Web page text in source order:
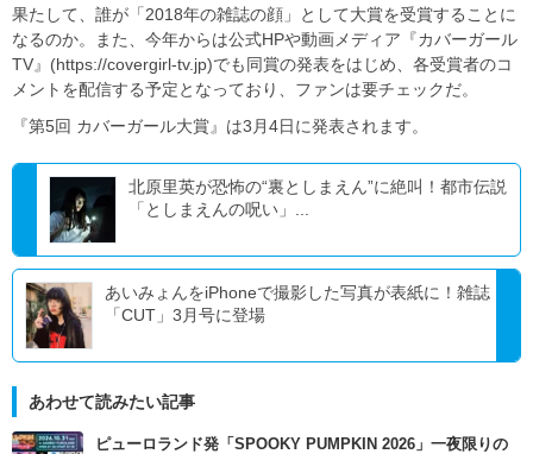
果たして、誰が「2018年の雑誌の顔」として大賞を受賞することに
なるのか。また、今年からは公式HPや動画メディア『カバーガール
TV』(https://covergirl-tv.jp)でも同賞の発表をはじめ、各受賞者のコ
メントを配信する予定となっており、ファンは要チェックだ。
『第5回 カバーガール大賞』は3月4日に発表されます。
北原里英が恐怖の“裏としまえん”に絶叫！都市伝説
「としまえんの呪い」...
あいみょんをiPhoneで撮影した写真が表紙に！雑誌
「CUT」3月号に登場
あわせて読みたい記事
ピューロランド発「SPOOKY PUMPKIN 2026」一夜限りの